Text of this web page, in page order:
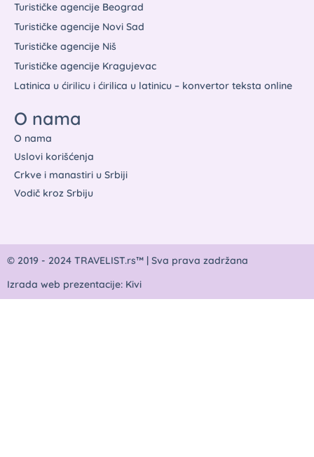
Turističke agencije Beograd
Turističke agencije Novi Sad
Turističke agencije Niš
Turističke agencije Kragujevac
Latinica u ćirilicu i ćirilica u latinicu – konvertor teksta online
O nama
O nama
Uslovi korišćenja
Crkve i manastiri u Srbiji
Vodič kroz Srbiju
© 2019 - 2024 TRAVELIST.rs™ | Sva prava zadržana
Izrada web prezentacije: Kivi